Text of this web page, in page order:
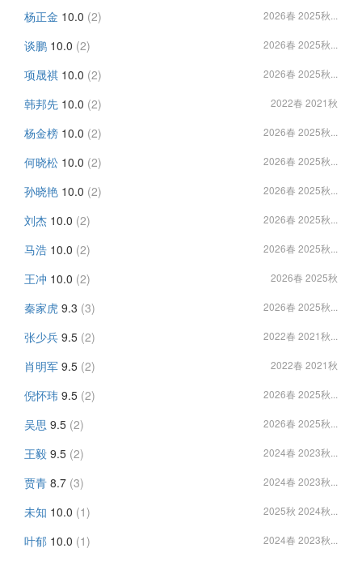
杨正金 10.0 (2) 2026春 2025秋...
谈鹏 10.0 (2) 2026春 2025秋...
项晟祺 10.0 (2) 2026春 2025秋...
韩邦先 10.0 (2) 2022春 2021秋
杨金榜 10.0 (2) 2026春 2025秋...
何晓松 10.0 (2) 2026春 2025秋...
孙晓艳 10.0 (2) 2026春 2025秋...
刘杰 10.0 (2) 2026春 2025秋...
马浩 10.0 (2) 2026春 2025秋...
王冲 10.0 (2) 2026春 2025秋
秦家虎 9.3 (3) 2026春 2025秋...
张少兵 9.5 (2) 2022春 2021秋...
肖明军 9.5 (2) 2022春 2021秋
倪怀玮 9.5 (2) 2026春 2025秋...
吴思 9.5 (2) 2026春 2025秋...
王毅 9.5 (2) 2024春 2023秋...
贾青 8.7 (3) 2024春 2023秋...
未知 10.0 (1) 2025秋 2024秋...
叶郁 10.0 (1) 2024春 2023秋...